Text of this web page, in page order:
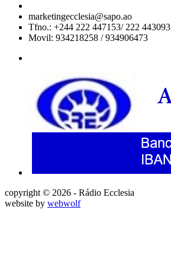
marketingecclesia@sapo.ao
Tfno.: +244 222 447153/ 222 443093
Movil: 934218258 / 934906473
copyright © 2026 - Rádio Ecclesia
website by webwolf